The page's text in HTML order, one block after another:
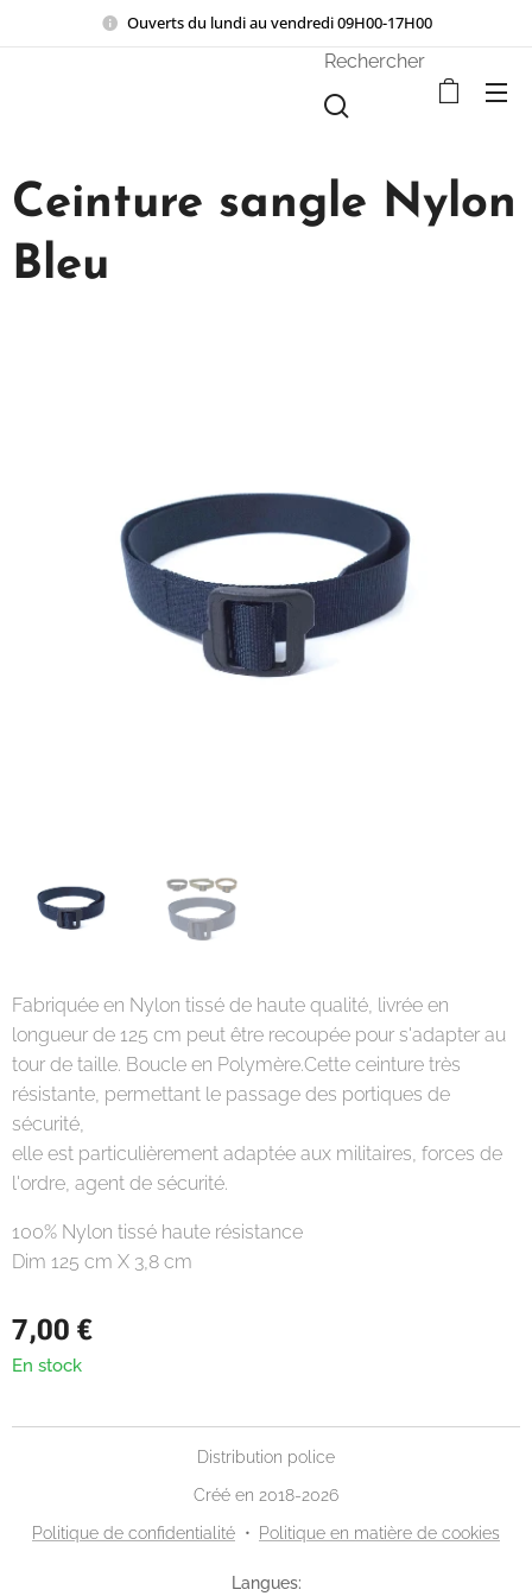
Ouverts du lundi au vendredi 09H00-17H00
Rechercher
Ceinture sangle Nylon
Bleu
Fabriquée en Nylon tissé de haute qualité, livrée en
longueur de 125 cm peut être recoupée pour s'adapter au
tour de taille. Boucle en Polymère.Cette ceinture très
résistante, permettant le passage des portiques de
sécurité,
elle est particulièrement adaptée aux militaires, forces de
l'ordre, agent de sécurité.
100% Nylon tissé haute résistance
Dim 125 cm X 3,8 cm
7,00 €
En stock
Distribution police
Créé en 2018-2026
Politique de confidentialité
Politique en matière de cookies
Langues